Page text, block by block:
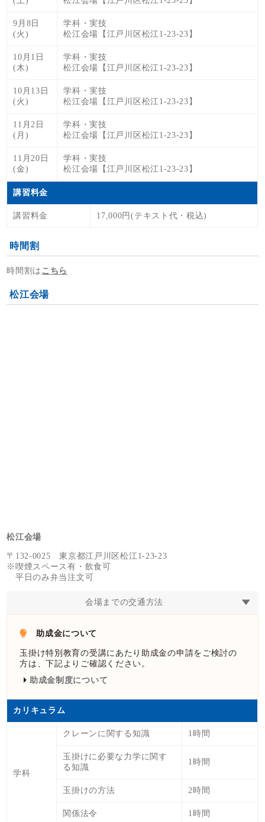
9月8日
(火)
学科・実技
松江会場【江戸川区松江1-23-23】
10月1日
(木)
学科・実技
松江会場【江戸川区松江1-23-23】
10月13日
(火)
学科・実技
松江会場【江戸川区松江1-23-23】
11月2日
(月)
学科・実技
松江会場【江戸川区松江1-23-23】
11月20日
(金)
学科・実技
松江会場【江戸川区松江1-23-23】
講習料金
講習料金 17,000円(テキスト代・税込)
時間割
時間割は こちら
松江会場
松江会場
〒132-0025 東京都江戸川区松江1-23-23
※喫煙スペース有・飲食可
平日のみ弁当注文可
会場までの交通方法
助成金について
玉掛け特別教育の受講にあたり助成金の申請をご検討の
方は、下記よりご確認ください。
助成金制度について
カリキュラム
学科
クレーンに関する知識 1時間
玉掛けに必要な力学に関す
る知識
1時間
玉掛けの方法 2時間
関係法令 1時間